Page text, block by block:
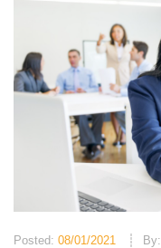
Posted: 08/01/2021 By: